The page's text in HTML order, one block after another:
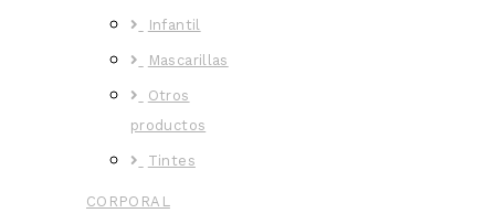
Infantil
Mascarillas
Otros
productos
Tintes
CORPORAL